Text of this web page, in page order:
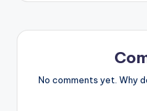
No comments yet. Why